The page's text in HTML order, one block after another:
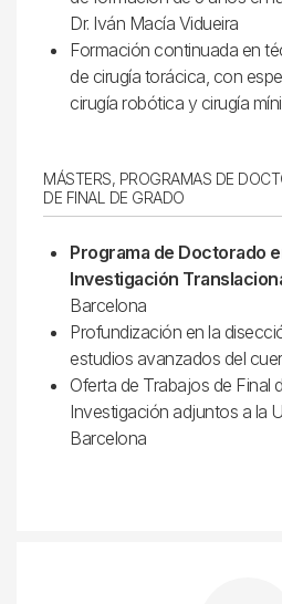
Dr. Iván Macía Vidueira
Formación continuada en
de cirugía torácica, con
cirugía robótica y cirugía
MÁSTERS, PROGRAMAS DE
DE FINAL DE GRADO
Programa de Doctorado
Investigación
Barcelona
Profundización en la
estudios avanzados del
Oferta de Trabajos de Final
Investigación adjuntos a la
Barcelona